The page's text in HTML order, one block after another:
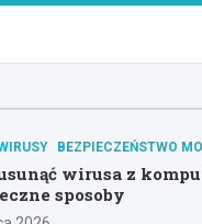
BEZPIECZEŃSTWO
wirusa z
sposoby